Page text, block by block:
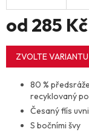
od 285 Kč
Měrná
cena:
ZVOLTE VARIANTU
80 %
recyklovaný
Česaný flís
S bočními švy